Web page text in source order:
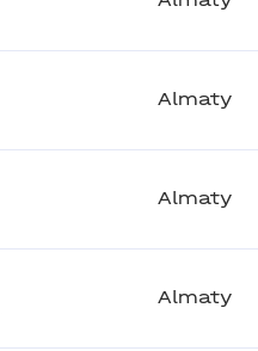
Almaty
Almaty
Almaty